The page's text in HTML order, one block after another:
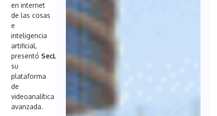
en internet
de las cosas
e
inteligencia
artificial,
presentó SecLive,
su
plataforma
de
videoanalítica
avanzada.